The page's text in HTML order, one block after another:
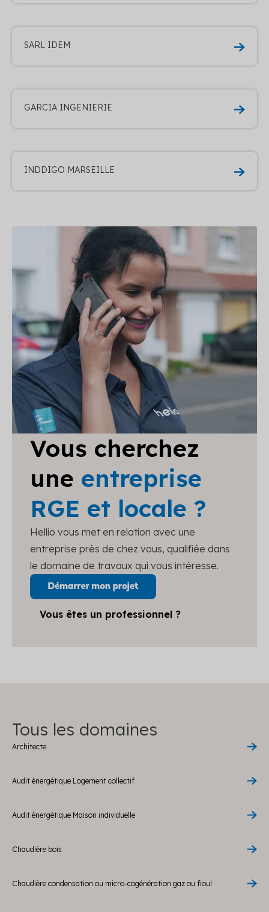
SARL IDEM
GARCIA INGENIERIE
INDDIGO MARSEILLE
Vous cherchez
une entreprise
RGE et locale ?
Hellio vous met en relation avec une
entreprise près de chez vous, qualifiée dans
le domaine de travaux qui vous intéresse.
Vous êtes un professionnel ?
Tous les domaines
Architecte
Audit énergétique Logement collectif
Audit énergétique Maison individuelle
Chaudière bois
Chaudière condensation ou micro-cogénération gaz ou fioul